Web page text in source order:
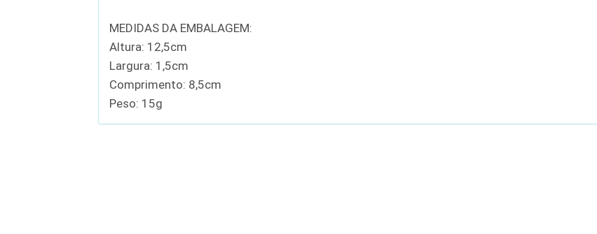
MEDIDAS DA EMBALAGEM:
Altura: 12,5cm
Largura: 1,5cm
Comprimento: 8,5cm
Peso: 15g